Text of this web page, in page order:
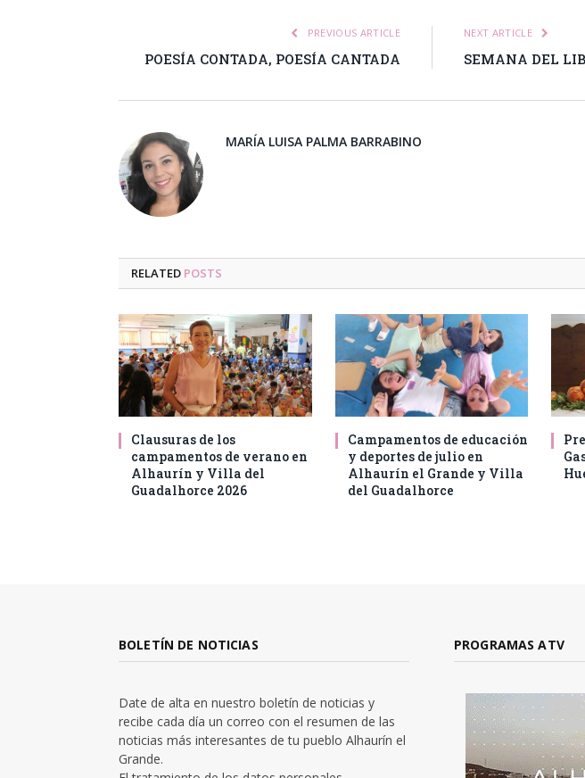
PREVIOUS ARTICLE
POESÍA CONTADA, POESÍA CANTADA
NEXT ARTICLE
SEMANA DEL
MARÍA LUISA PALMA BARRABINO
RELATED POSTS
Clausuras de los
campamentos de verano en
Alhaurín y Villa del
Guadalhorce 2026
Campamentos de educación
y deportes de julio en
Alhaurín el Grande y Villa
del Guadalhorce
BOLETÍN DE NOTICIAS
Date de alta en nuestro boletín de noticias y
recibe cada día un correo con el resumen de las
noticias más interesantes de tu pueblo Alhaurín el
Grande.
PROGRAMAS ATV